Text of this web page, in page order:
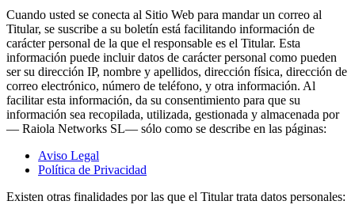
Cuando usted se conecta al Sitio Web para mandar un correo al
Titular, se suscribe a su boletín está facilitando información de
carácter personal de la que el responsable es el Titular. Esta
información puede incluir datos de carácter personal como pueden
ser su dirección IP, nombre y apellidos, dirección física, dirección de
correo electrónico, número de teléfono, y otra información. Al
facilitar esta información, da su consentimiento para que su
información sea recopilada, utilizada, gestionada y almacenada por
— Raiola Networks SL— sólo como se describe en las páginas:
Aviso Legal
Política de Privacidad
Existen otras finalidades por las que el Titular trata datos personales: